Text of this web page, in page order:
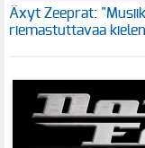
Äxyt Zeeprat:
riemastuttavaa